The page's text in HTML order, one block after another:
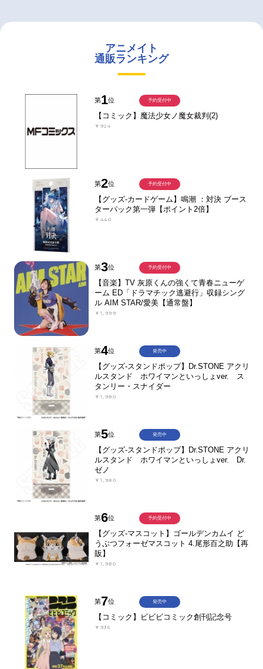
アニメイト
通販ランキング
第1位
【コミック】魔法少女ノ魔女裁判(2)
￥924
予約受付中
第2位
【グッズ-カードゲーム】鳴潮 ：対決 ブース
ターパック第一弾【ポイント2倍】
￥440
予約受付中
第3位
【音楽】TV 灰原くんの強くて青春ニューゲ
ーム ED「ドラマチック逃避行」収録シング
ル AIM STAR/愛美【通常盤】
￥1,999
予約受付中
第4位
【グッズ-スタンドポップ】Dr.STONE アクリ
ルスタンド ホワイマンといっしょver. ス
タンリー・スナイダー
￥1,980
発売中
第5位
【グッズ-スタンドポップ】Dr.STONE アクリ
ルスタンド ホワイマンといっしょver. Dr.
ゼノ
￥1,980
発売中
第6位
【グッズ-マスコット】ゴールデンカムイ ど
うぶつフォーゼマスコット 4.尾形百之助【再
販】
￥1,980
予約受付中
第7位
【コミック】ビビビコミック創刊記念号
￥935
発売中